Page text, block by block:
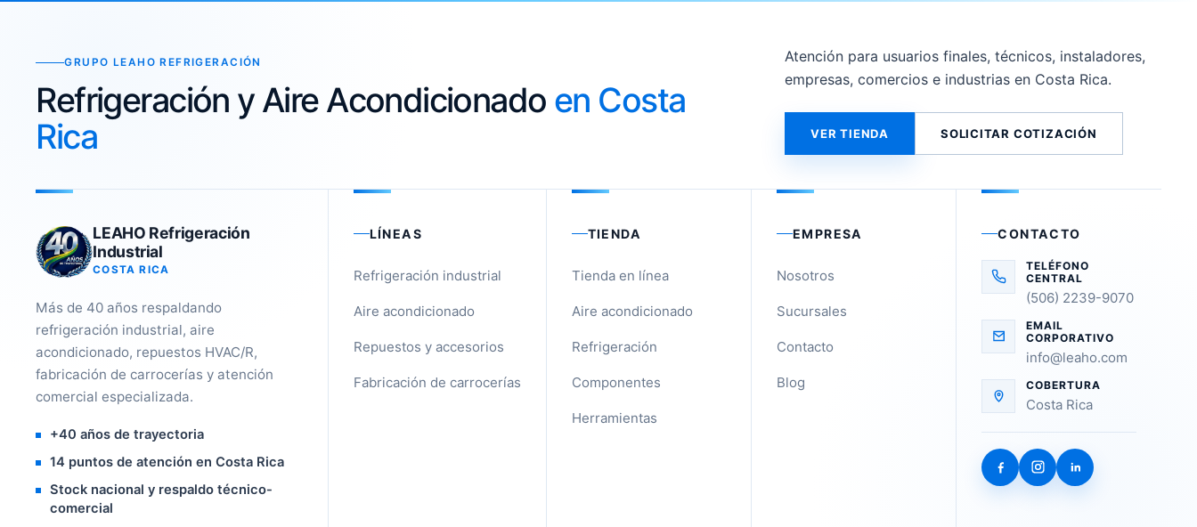
GRUPO LEAHO REFRIGERACIÓN
Refrigeración y Aire Acondicionado en Costa
Rica
Atención para usuarios finales, técnicos, instaladores,
empresas, comercios e industrias en Costa Rica.
VER TIENDA SOLICITAR COTIZACIÓN
LEAHO Refrigeración
Industrial
COSTA RICA
Más de 40 años respaldando
refrigeración industrial, aire
acondicionado, repuestos HVAC/R,
fabricación de carrocerías y atención
comercial especializada.
+40 años de trayectoria
14 puntos de atención en Costa Rica
Stock nacional y respaldo técnico-
comercial
LÍNEAS
Refrigeración industrial
Aire acondicionado
Repuestos y accesorios
Fabricación de carrocerías
TIENDA
Tienda en línea
Aire acondicionado
Refrigeración
Componentes
Herramientas
EMPRESA
Nosotros
Sucursales
Contacto
Blog
CONTACTO
TELÉFONO
CENTRAL
(506) 2239-9070
EMAIL
CORPORATIVO
info@leaho.com
COBERTURA
Costa Rica